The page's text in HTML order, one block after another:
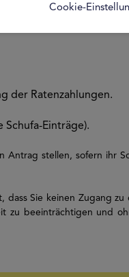
Cookie-
der Ratenzahlungen.
Einträge).
stellen, sofern ihr
Sie keinen Zugang
beeinträchtigen und